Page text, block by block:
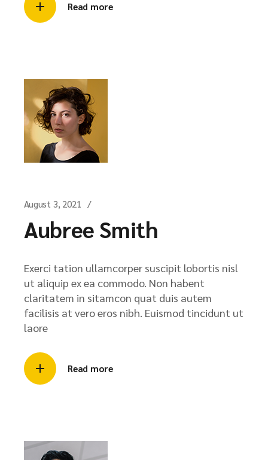
Read more
August 3, 2021
Aubree Smith
Exerci tation ullamcorper suscipit lobortis nisl
ut aliquip ex ea commodo. Non habent
claritatem in sitamcon quat duis autem
facilisis at vero eros nibh. Euismod tincidunt ut
laore
Read more